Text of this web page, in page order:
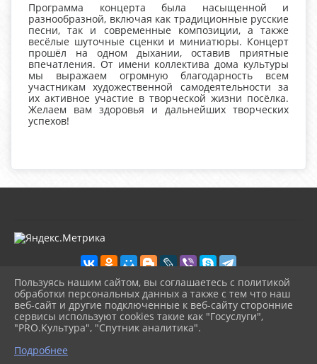
Программа концерта была насыщенной и
разнообразной, включая как традиционные русские
песни, так и современные композиции, а также
весёлые шуточные сценки и миниатюры. Концерт
прошёл на одном дыхании, оставив приятные
впечатления. От имени коллектива дома культуры
мы выражаем огромную благодарность всем
участникам художественной самодеятельности за
их активное участие в творческой жизни посёлка.
Желаем вам здоровья и дальнейших творческих
успехов!
2026 г. kultura-uvat.ru
Вход
Карта сайта
Политика обработки персональных данных
Пользуясь нашим сайтом, вы соглашаетесь с политикой
обработки персональных данных а также с тем что наш
веб-сайт и другие подключенные к веб-сайту сторонние
сервисы используют cookies такие как "Госуслуги",
"PRO.Культура", "Спутник аналитика".
Подробнее